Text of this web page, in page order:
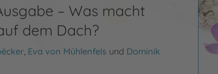
– Was macht
dem Dach?
, Eva von Mühlenfels und Dominik